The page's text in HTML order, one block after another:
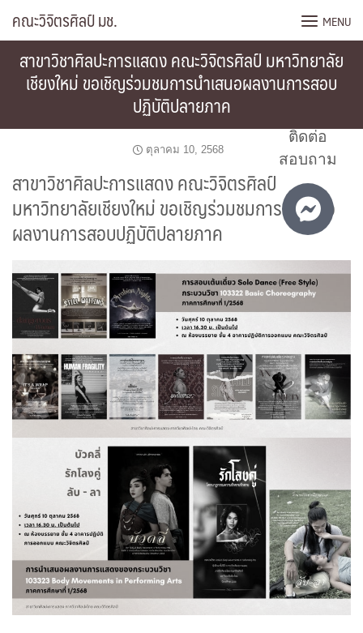
คณะวิจิตรศิลป์ มช. MENU
สาขาวิชาศิลปะการแสดง คณะวิจิตรศิลป์ มหาวิทยาลัย
เชียงใหม่ ขอเชิญร่วมชมการนำเสนอผลงานการสอบ
ปฏิบัติปลายภาค
ตุลาคม 10, 2568
สาขาวิชาศิลปะการแสดง คณะวิจิตรศิลป์
มหาวิทยาลัยเชียงใหม่ ขอเชิญร่วมชมการนำเสนอ
ผลงานการสอบปฏิบัติปลายภาค
ติดต่อ
สอบถาม